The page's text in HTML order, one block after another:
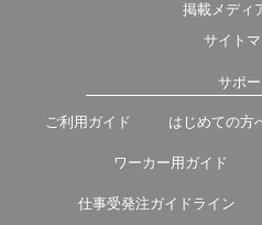
掲載メディ
サイト
サポー
ご利用ガイド はじめての方
ワーカー用ガイド
仕事受発注ガイドライン